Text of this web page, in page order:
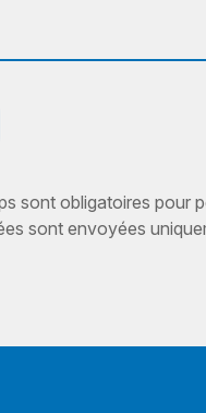
sont obligatoires pour
sont envoyées